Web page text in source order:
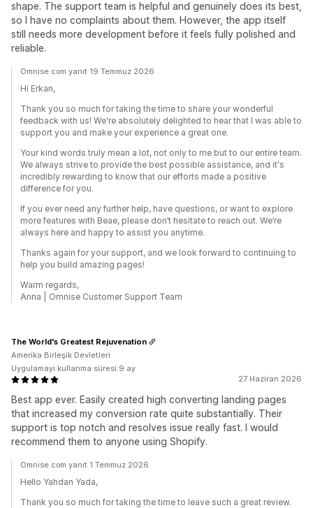
shape. The support team is helpful and genuinely does its best,
so I have no complaints about them. However, the app itself
still needs more development before it feels fully polished and
reliable.
Omnise.com yanıt 19 Temmuz 2026
Hi Erkan,
Thank you so much for taking the time to share your wonderful
feedback with us! We're absolutely delighted to hear that I was able to
support you and make your experience a great one.
Your kind words truly mean a lot, not only to me but to our entire team.
We always strive to provide the best possible assistance, and it's
incredibly rewarding to know that our efforts made a positive
difference for you.
If you ever need any further help, have questions, or want to explore
more features with Beae, please don’t hesitate to reach out. We’re
always here and happy to assist you anytime.
Thanks again for your support, and we look forward to continuing to
help you build amazing pages!
Warm regards,
Anna | Omnise Customer Support Team
27 Haziran 2026
Best app ever. Easily created high converting landing pages
that increased my conversion rate quite substantially. Their
support is top notch and resolves issue really fast. I would
recommend them to anyone using Shopify.
The World's Greatest Rejuvenation
Amerika Birleşik Devletleri
Uygulamayı kullanma süresi:9 ay
Omnise.com yanıt 1 Temmuz 2026
Hello Yahdan Yada,
Thank you so much for taking the time to leave such a great review.